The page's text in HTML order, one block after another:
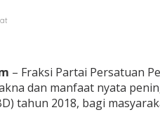
– Fraksi Partai Persatuan
dan manfaat nyata
tahun 2018, bagi